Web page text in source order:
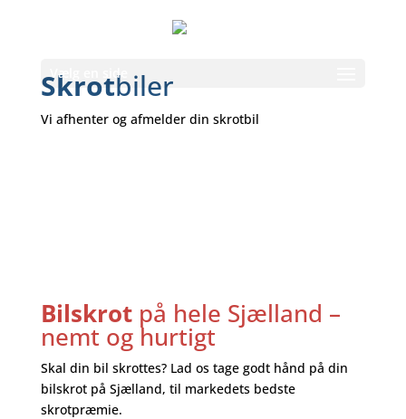
Vælg en side
Skrotbiler
Vi afhenter og afmelder din skrotbil
Bilskrotpå hele Sjælland –
nemt og hurtigt
Skal din bil skrottes? Lad os tage godt hånd på din
bilskrot på Sjælland, til markedets bedste
skrotpræmie.